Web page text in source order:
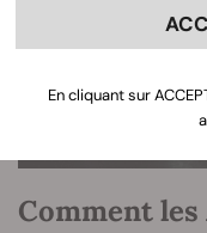
Comment
En cliquant sur